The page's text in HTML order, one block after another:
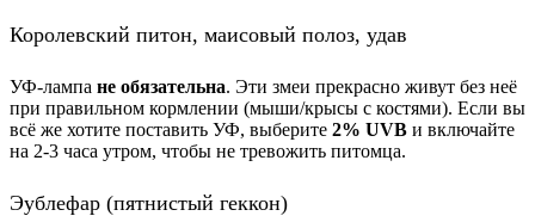
Королевский питон, маисовый полоз, удав
УФ-лампа не обязательна. Эти змеи прекрасно живут без неё
при правильном кормлении (мыши/крысы с костями). Если вы
всё же хотите поставить УФ, выберите 2% UVB и включайте
на 2-3 часа утром, чтобы не тревожить питомца.
Эублефар (пятнистый геккон)